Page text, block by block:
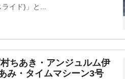
イド)」と...
ちあき・アンジュルム伊
み・タイムマシーン3号